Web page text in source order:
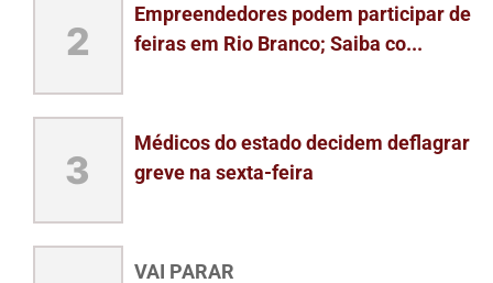
2
Empreendedores podem participar de
feiras em Rio Branco; Saiba co...
3
Médicos do estado decidem deflagrar
greve na sexta-feira
VAI PARAR